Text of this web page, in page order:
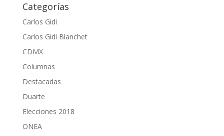
Categorías
Carlos Gidi
Carlos Gidi Blanchet
CDMX
Columnas
Destacadas
Duarte
Elecciones 2018
ONEA